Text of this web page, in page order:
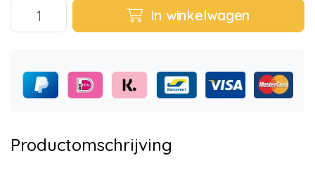
In winkelwagen
Productomschrijving